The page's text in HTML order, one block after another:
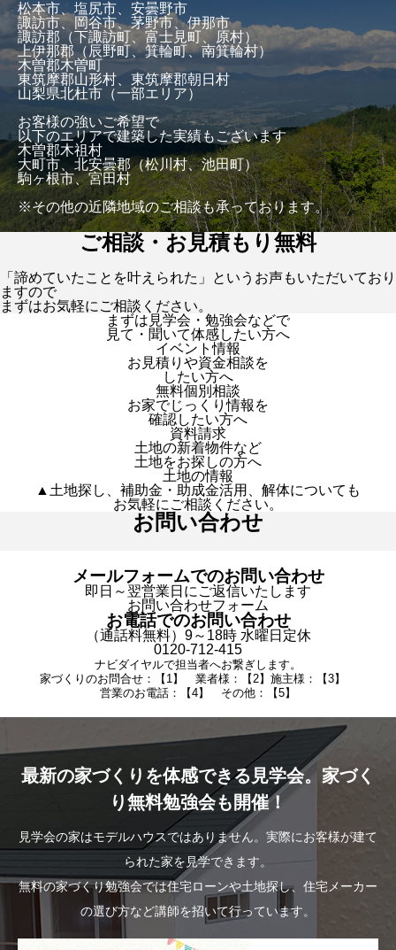
松本市、塩尻市、安曇野市
諏訪市、岡谷市、茅野市、伊那市
諏訪郡（下諏訪町、富士見町、原村）
上伊那郡（辰野町、箕輪町、南箕輪村）
木曽郡木曽町
東筑摩郡山形村、東筑摩郡朝日村
山梨県北杜市（一部エリア）
お客様の強いご希望で
以下のエリアで建築した実績もございます
木曽郡木祖村
大町市、北安曇郡（松川村、池田町）
駒ヶ根市、宮田村
※その他の近隣地域のご相談も承っております。
ご相談・お見積もり無料
「諦めていたことを叶えられた」というお声もいただいており
ますので
まずはお気軽にご相談ください。
まずは見学会・勉強会などで
見て・聞いて体感したい方へ
イベント情報
お見積りや資金相談を
したい方へ
無料個別相談
お家でじっくり情報を
確認したい方へ
資料請求
土地の新着物件など
土地をお探しの方へ
土地の情報
▲土地探し、補助金・助成金活用、解体についても
お気軽にご相談ください。
お問い合わせ
メールフォームでのお問い合わせ
即日～翌営業日にご返信いたします
お問い合わせフォーム
お電話でのお問い合わせ
（通話料無料）9～18時 水曜日定休
0120-712-415
ナビダイヤルで担当者へお繋ぎします。
家づくりのお問合せ：【1】 業者様：【2】施主様：【3】
営業のお電話：【4】 その他：【5】
最新の家づくりを体感できる見学会。家づく
り無料勉強会も開催！
見学会の家はモデルハウスではありません。実際にお客様が建て
られた家を見学できます。
無料の家づくり勉強会では住宅ローンや土地探し、住宅メーカー
の選び方など講師を招いて行っています。